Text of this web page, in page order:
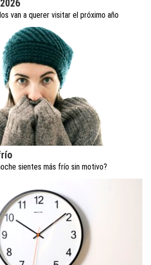
van a querer visitar el próximo año
sientes más frío sin motivo?